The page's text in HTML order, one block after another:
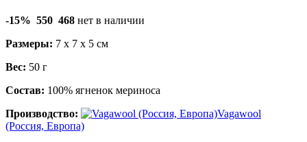
-15% 550 468 нет в наличии
Размеры: 7 x 7 x 5 cм
Вес: 50 г
Состав: 100% ягненок мериноса
Производство:
Vagawool
(Россия, Европа)